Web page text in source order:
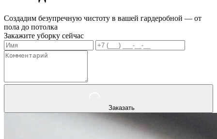
Создадим безупречную чистоту в вашей гардеробной — от
пола до потолка
Закажите уборку сейчас
Заказать